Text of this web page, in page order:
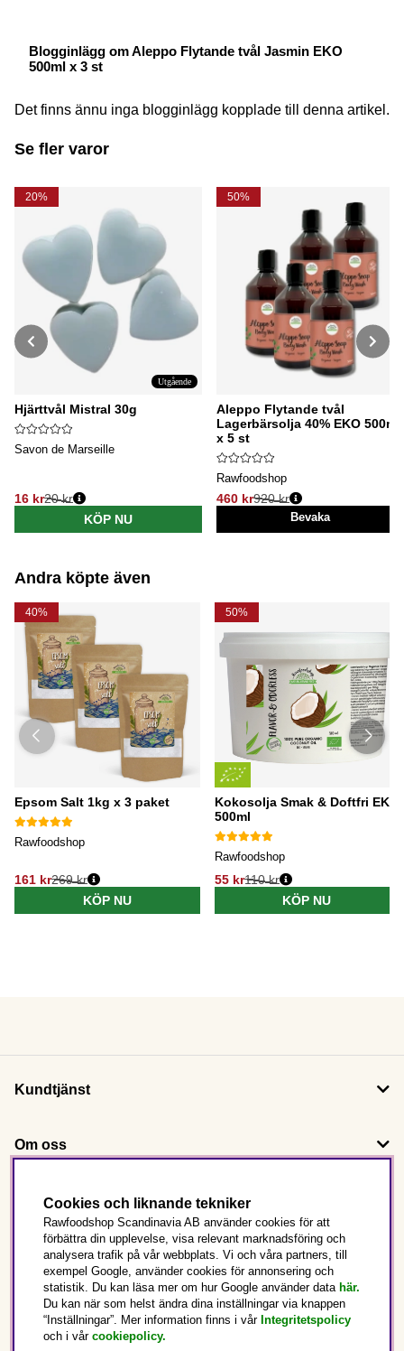
Blogginlägg om Aleppo Flytande tvål Jasmin EKO
500ml x 3 st
Det finns ännu inga blogginlägg kopplade till denna artikel.
Se fler varor
20%
Utgående
Hjärttvål Mistral 30g
Savon de Marseille
16 kr
Ordinarie pris:
20 kr
KÖP NU
50%
Aleppo Flytande tvål
Lagerbärsolja 40% EKO 500ml
x 5 st
Rawfoodshop
460 kr
Ordinarie pris:
920 kr
Bevaka
Andra köpte även
40%
Epsom Salt 1kg x 3 paket
Rawfoodshop
161 kr269 kr
KÖP NU
50%
Kokosolja Smak & Doftfri EKO
500ml
Rawfoodshop
55 kr110 kr
KÖP NU
Kundtjänst
Om oss
Följ oss
Det här är Rawfoodshop
Sverige
Cookies och liknande tekniker
Rawfoodshop Scandinavia AB använder cookies för att
förbättra din upplevelse, visa relevant marknadsföring och
analysera trafik på vår webbplats. Vi och våra partners, till
exempel Google, använder cookies för annonsering och
statistik. Du kan läsa mer om hur Google använder data här.
Du kan när som helst ändra dina inställningar via knappen
“Inställningar”. Mer information finns i vår Integritetspolicy
och i vår cookiepolicy.